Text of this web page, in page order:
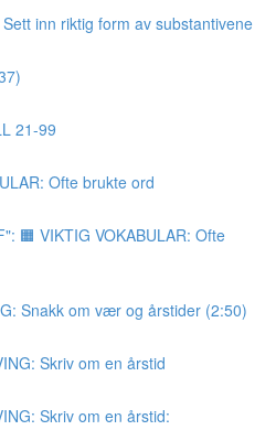
inn riktig form av substantivene
21-99
Ofte brukte ord
🟧 VIKTIG VOKABULAR: Ofte
Snakk om vær og årstider (2:50)
Skriv om en årstid
Skriv om en årstid: